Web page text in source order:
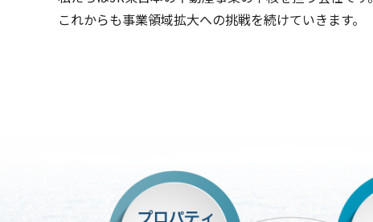
これからも事業領域拡大への挑戦を続けていきます。